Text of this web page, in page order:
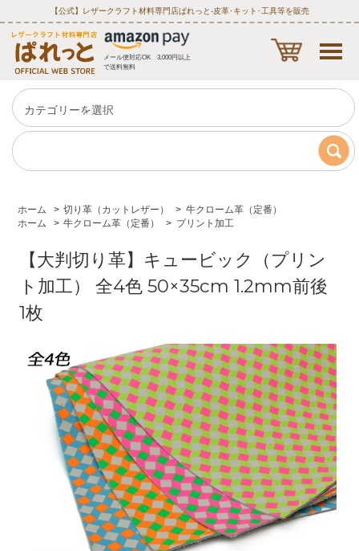
【公式】レザークラフト材料専門店ぱれっと‐皮革･キット･工具等を販売
メール便対応OK 3,000円以上
で送料無料
ホーム > 切り革（カットレザー） > 牛クローム革（定番）
ホーム
> 牛クローム革（定番） > プリント加工
【大判切り革】キュービック（プリン
ト加工） 全4色 50×35cm 1.2mm前後
1枚